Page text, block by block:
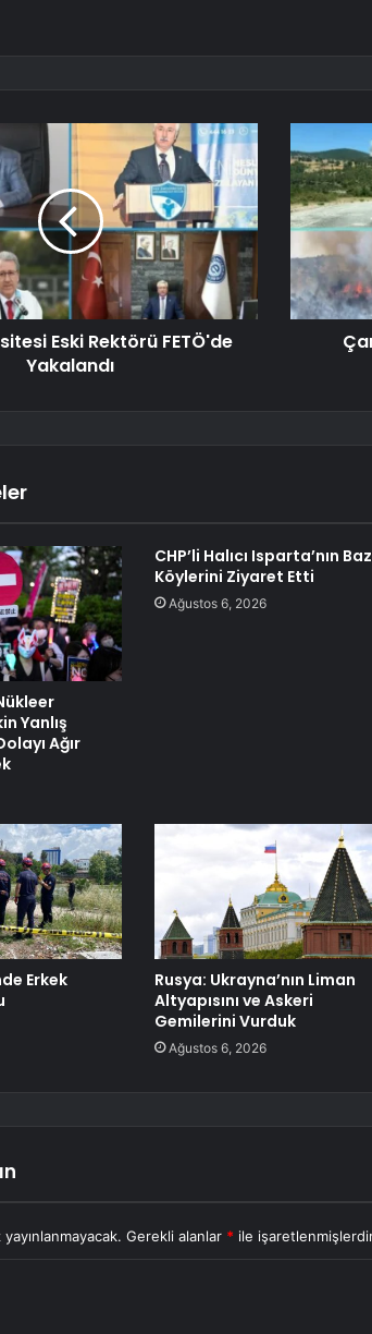
Eski Rektörü FETÖ'de
Yakalandı
Yanlış
Ağır
CHP’li Halıcı Isparta’nın
Köylerini Ziyaret Etti
Ağustos 6, 2026
Erkek
Rusya: Ukrayna’nın Liman
Altyapısını ve Askeri
Gemilerini Vurduk
Ağustos 6, 2026
Gerekli alanlar * ile